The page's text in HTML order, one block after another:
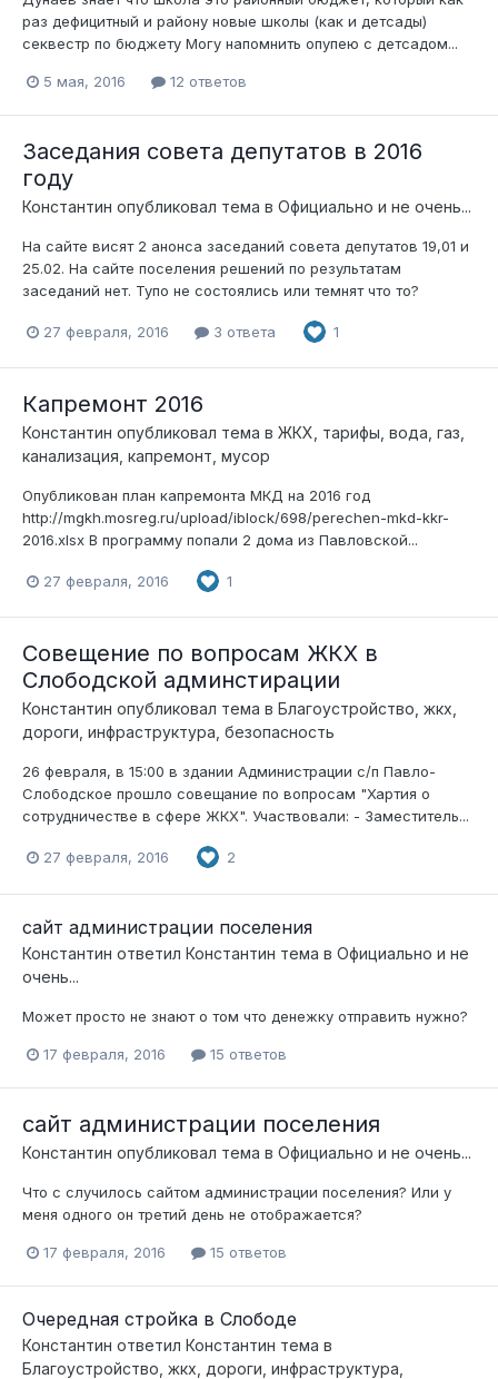
раз дефицитный и району новые школы (как и детсады)
секвестр по бюджету Могу напомнить опупею с детсадом...
5 мая, 2016 12 ответов
Заседания совета депутатов в 2016
году
Константин опубликовал тема в Официально и не очень...
На сайте висят 2 анонса заседаний совета депутатов 19,01 и
25.02. На сайте поселения решений по результатам
заседаний нет. Тупо не состоялись или темнят что то?
27 февраля, 2016 3 ответа 1
Капремонт 2016
Константин опубликовал тема в ЖКХ, тарифы, вода, газ,
канализация, капремонт, мусор
Опубликован план капремонта МКД на 2016 год
http://mgkh.mosreg.ru/upload/iblock/698/perechen-mkd-kkr-
2016.xlsx В программу попали 2 дома из Павловской...
27 февраля, 2016 1
Совещение по вопросам ЖКХ в
Слободской админстирации
Константин опубликовал тема в Благоустройство, жкх,
дороги, инфраструктура, безопасность
26 февраля, в 15:00 в здании Администрации с/п Павло-
Слободское прошло совещание по вопросам "Хартия о
сотрудничестве в сфере ЖКХ". Участвовали: - Заместитель...
27 февраля, 2016 2
сайт администрации поселения
Константин ответил Константин тема в Официально и не
очень...
Может просто не знают о том что денежку отправить нужно?
17 февраля, 2016 15 ответов
сайт администрации поселения
Константин опубликовал тема в Официально и не очень...
Что с случилось сайтом администрации поселения? Или у
меня одного он третий день не отображается?
17 февраля, 2016 15 ответов
Очередная стройка в Слободе
Константин ответил Константин тема в
Благоустройство, жкх, дороги, инфраструктура,